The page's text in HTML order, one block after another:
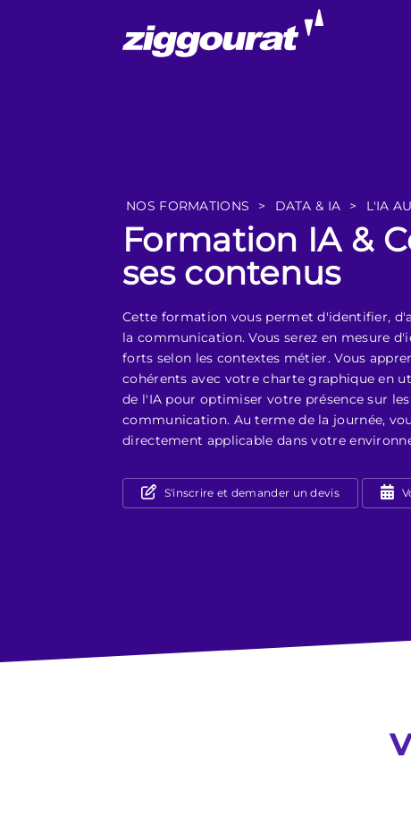
NOS FORMATIONS > DATA & IA > L'IA
Formation IA &
ses contenus
Cette formation vous permet d'identifier,
la communication. Vous serez en mesure
forts selon les contextes métier. Vous
cohérents avec votre charte graphique en
de l'IA pour optimiser votre présence sur
communication. Au terme de la journée,
directement applicable dans votre
S'inscrire et demander un devis